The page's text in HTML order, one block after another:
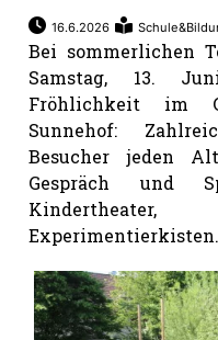
16.6.2026
Bei sommerlichen
Samstag, 13.
Fröhlichkeit im
Sunnehof:
Besucher jeden
Gespräch und
Experimentierkisten.